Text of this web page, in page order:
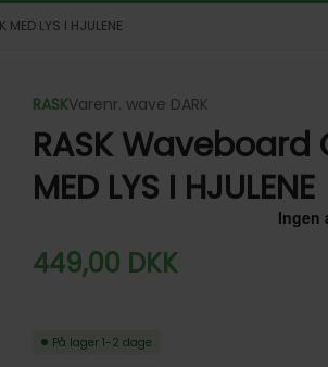
LYS I HJULENE
RASKVarenr. wave DARK
RASK Waveboard
MED LYS I HJULENE
449,00 DKK
På lager 1-2 dage